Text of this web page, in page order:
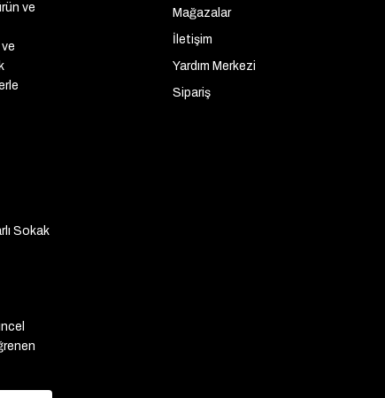
ve
Sokak
Mağazalar
İletişim
Yardım Merkezi
Sipariş